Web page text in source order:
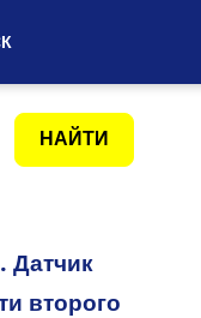
Датчик
второго